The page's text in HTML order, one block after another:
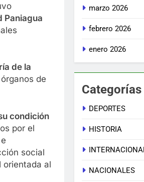
Paniagua
de la
de
condición
por el
social
orientada al
marzo 2026
febrero 2026
enero 2026
Categorías
DEPORTES
HISTORIA
NACIONALES